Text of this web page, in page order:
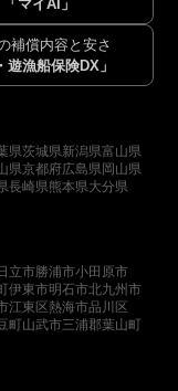
「マイAI」
補償内容と安さ
遊漁船保険DX」
県茨城県新潟県富山県
県京都府広島県岡山県
長崎県熊本県大分県
立市勝浦市小田原市
伊東市明石市北九州市
江東区熱海市品川区
町山武市三浦郡葉山町